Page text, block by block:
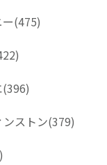
(475)
(396)
ストン(379)